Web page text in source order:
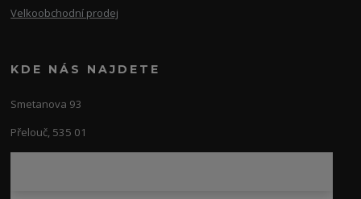
Velkoobchodní prodej
KDE NÁS NAJDETE
Smetanova 93
Přelouč, 535 01